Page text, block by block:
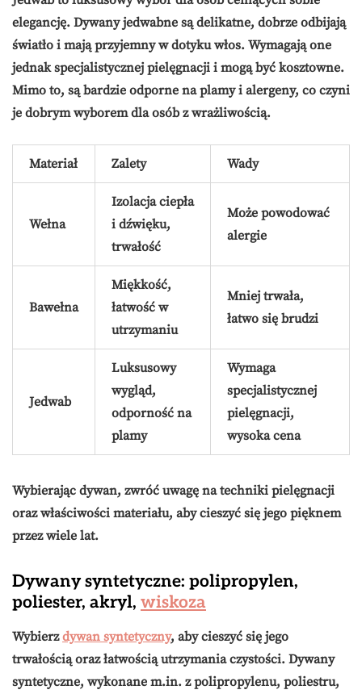
elegancję. Dywany jedwabne są delikatne, dobrze odbijają
światło i mają przyjemny w dotyku włos. Wymagają one
jednak specjalistycznej pielęgnacji i mogą być kosztowne.
Mimo to, są bardzie odporne na plamy i alergeny, co czyni
je dobrym wyborem dla osób z wrażliwością.
Materiał Zalety Wady
Wełna
Izolacja ciepła
i dźwięku,
trwałość
Może powodować
alergie
Bawełna
Miękkość,
łatwość w
utrzymaniu
Mniej trwała,
łatwo się brudzi
Jedwab
Luksusowy
wygląd,
odporność na
plamy
Wymaga
specjalistycznej
pielęgnacji,
wysoka cena
Wybierając dywan, zwróć uwagę na techniki pielęgnacji
oraz właściwości materiału, aby cieszyć się jego pięknem
przez wiele lat.
Dywany syntetyczne: polipropylen,
poliester, akryl, wiskoza
Wybierzdywan syntetyczny, aby cieszyć się jego
trwałościąorazłatwością utrzymania czystości. Dywany
syntetyczne, wykonane m.in. zpolipropylenu, poliestru,